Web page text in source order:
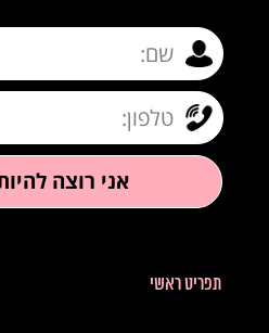
תפריט ראשי